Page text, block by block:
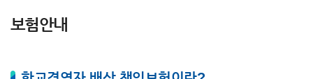
보험안내